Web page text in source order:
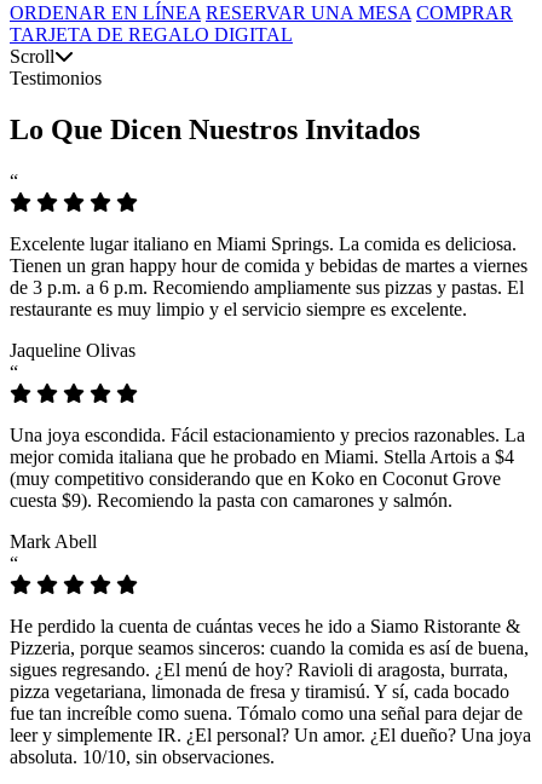
ORDENAR EN LÍNEA RESERVAR UNA MESA COMPRAR
TARJETA DE REGALO DIGITAL
Scroll
Testimonios
Lo Que Dicen Nuestros Invitados
“
Excelente lugar italiano en Miami Springs. La comida es deliciosa.
Tienen un gran happy hour de comida y bebidas de martes a viernes
de 3 p.m. a 6 p.m. Recomiendo ampliamente sus pizzas y pastas. El
restaurante es muy limpio y el servicio siempre es excelente.
Jaqueline Olivas
“
Una joya escondida. Fácil estacionamiento y precios razonables. La
mejor comida italiana que he probado en Miami. Stella Artois a $4
(muy competitivo considerando que en Koko en Coconut Grove
cuesta $9). Recomiendo la pasta con camarones y salmón.
Mark Abell
“
He perdido la cuenta de cuántas veces he ido a Siamo Ristorante &
Pizzeria, porque seamos sinceros: cuando la comida es así de buena,
sigues regresando. ¿El menú de hoy? Ravioli di aragosta, burrata,
pizza vegetariana, limonada de fresa y tiramisú. Y sí, cada bocado
fue tan increíble como suena. Tómalo como una señal para dejar de
leer y simplemente IR. ¿El personal? Un amor. ¿El dueño? Una joya
absoluta. 10/10, sin observaciones.